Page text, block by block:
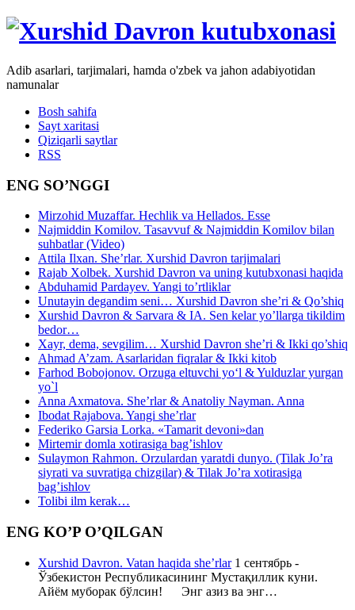
Adib asarlari, tarjimalari, hamda o'zbek va jahon adabiyotidan
namunalar
Bosh sahifa
Sayt xaritasi
Qiziqarli saytlar
RSS
ENG SO’NGGI
Mirzohid Muzaffar. Hechlik va Hellados. Esse
Najmiddin Komilov. Tasavvuf & Najmiddin Komilov bilan
suhbatlar (Video)
Attila Ilxan. She’rlar. Xurshid Davron tarjimalari
Rajab Xolbek. Xurshid Davron va uning kutubxonasi haqida
Abduhamid Pardayev. Yangi to’rtliklar
Unutayin degandim seni… Xurshid Davron she’ri & Qo’shiq
Xurshid Davron & Sarvara & IA. Sen kelar yo’llarga tikildim
bedor…
Xayr, dema, sevgilim… Xurshid Davron she’ri & Ikki qo’shiq
Ahmad A’zam. Asarlaridan fiqralar & Ikki kitob
Farhod Bobojonov. Orzuga eltuvchi yo‘l & Yulduzlar yurgan
yo`l
Anna Axmatova. She’rlar & Anatoliy Nayman. Anna
Ibodat Rajabova. Yangi she’rlar
Federiko Garsia Lorka. «Tamarit devoni»dan
Mirtemir domla xotirasiga bag’ishlov
Sulaymon Rahmon. Orzulardan yaratdi dunyo. (Tilak Jo’ra
siyrati va suvratiga chizgilar) & Tilak Jo’ra xotirasiga
bag’ishlov
Tolibi ilm kerak…
ENG KO’P O’QILGAN
Xurshid Davron. Vatan haqida she’rlar1 сентябрь -
Ўзбекистон Республикасининг Мустақиллик куни.
Айём муборак бўлсин! Энг азиз ва энг…